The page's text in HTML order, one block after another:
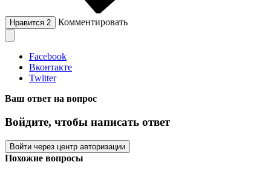
Нравится 2 Комментировать
Facebook
Вконтакте
Twitter
Ваш ответ на вопрос
Войдите, чтобы написать ответ
Войти через центр авторизации
Похожие вопросы